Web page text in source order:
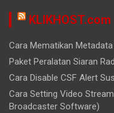
KLIKHOST.com
Cara Mematikan Metadata
Paket Peralatan Siaran
Cara Disable CSF Alert
Cara Setting Video
Broadcaster Software)